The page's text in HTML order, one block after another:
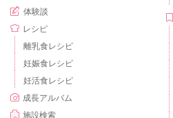
体験談
レシピ
離乳食レシピ
妊娠食レシピ
妊活食レシピ
成長アルバム
施設検索